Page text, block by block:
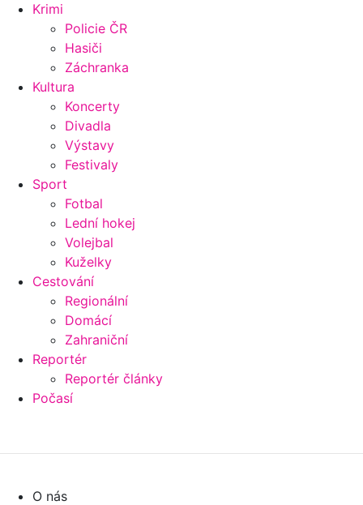
Krimi
Policie ČR
Hasiči
Záchranka
Kultura
Koncerty
Divadla
Výstavy
Festivaly
Sport
Fotbal
Lední hokej
Volejbal
Kuželky
Cestování
Regionální
Domácí
Zahraniční
Reportér
Reportér články
Počasí
O nás